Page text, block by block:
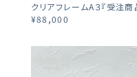
クリアフレームA３『受注商
¥88,000